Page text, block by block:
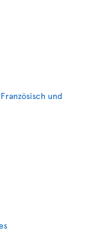
und